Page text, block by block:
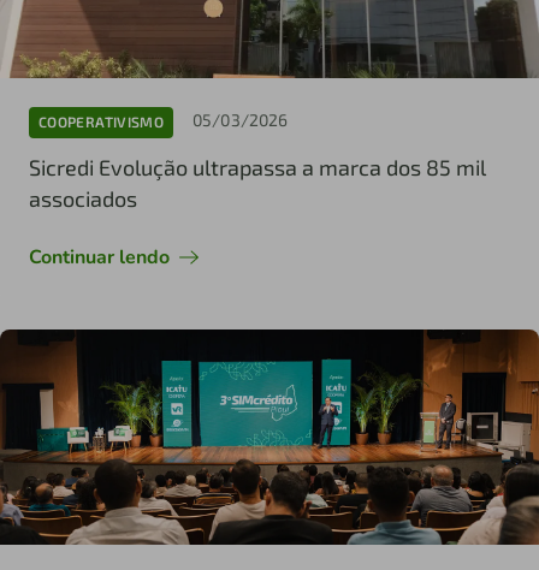
COOPERATIVISMO 05/03/2026
Sicredi Evolução ultrapassa a marca dos 85 mil
associados
Continuar lendo